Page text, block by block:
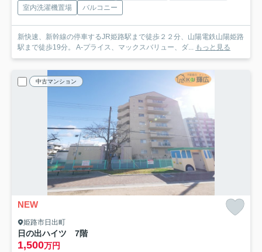
室内洗濯機置場
バルコニー
新快速、新幹線の停車するJR姫路駅まで徒歩２２分、山陽電鉄山陽姫路
駅まで徒歩19分。 A-プライス、マックスバリュー、ダ...
もっと見る
中古マンション
NEW
姫路市日出町
日の出ハイツ 7階
1,500万円